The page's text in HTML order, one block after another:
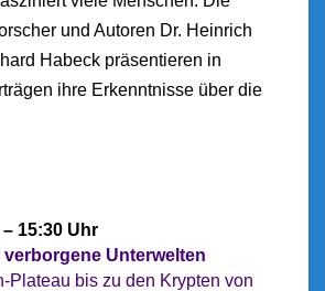
und Autoren Dr. Heinrich
Habeck präsentieren in
ihre Erkenntnisse über die
15:30 Uhr
Unterwelten
Plateau bis zu den Krypten von